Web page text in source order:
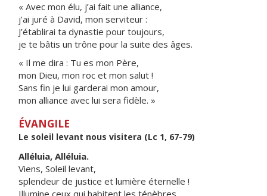
« Avec mon élu, j’ai fait une alliance,
j’ai juré à David, mon serviteur :
J’établirai ta dynastie pour toujours,
je te bâtis un trône pour la suite des âges.
« Il me dira : Tu es mon Père,
mon Dieu, mon roc et mon salut !
Sans fin je lui garderai mon amour,
mon alliance avec lui sera fidèle. »
ÉVANGILE
Le soleil levant nous visitera (Lc 1, 67-79)
Alléluia, Alléluia.
Viens, Soleil levant,
splendeur de justice et lumière éternelle !
Illumine ceux qui habitent les ténèbres